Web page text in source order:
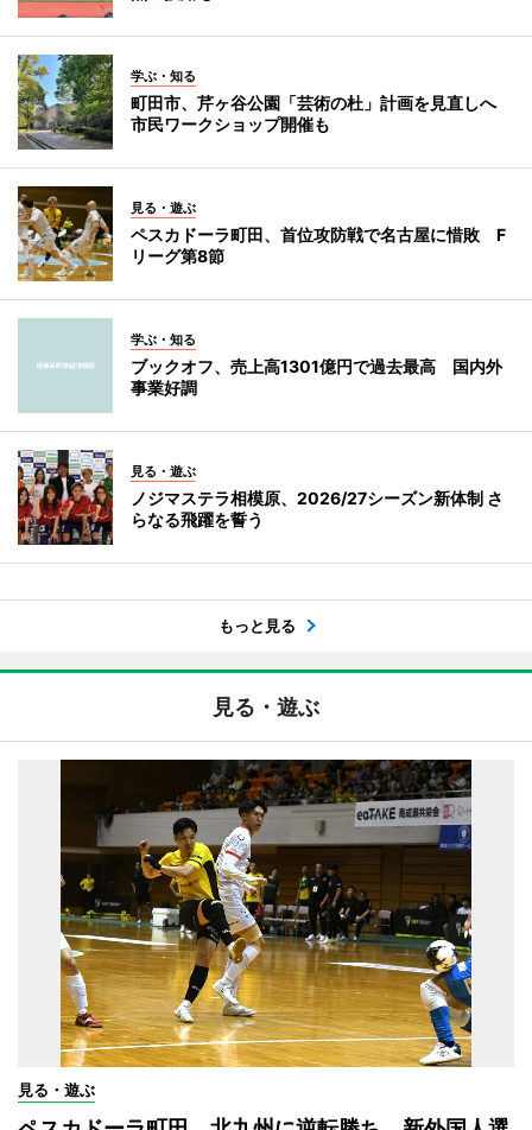
学ぶ・知る
町田市、芹ヶ谷公園「芸術の杜」計画を見直しへ
市民ワークショップ開催も
見る・遊ぶ
ペスカドーラ町田、首位攻防戦で名古屋に惜敗 F
リーグ第8節
学ぶ・知る
ブックオフ、売上高1301億円で過去最高 国内外
事業好調
見る・遊ぶ
ノジマステラ相模原、2026/27シーズン新体制 さ
らなる飛躍を誓う
もっと見る
見る・遊ぶ
見る・遊ぶ